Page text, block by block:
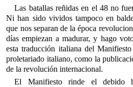
Las batallas reñidas en el 48 no
Ni han sido vividos tampoco en
que nos separan de la época
días empiezan a madurar, y hago
esta traducción italiana del
proletariado italiano, como la
de la revolución internacional.
El Manifiesto rinde el debido